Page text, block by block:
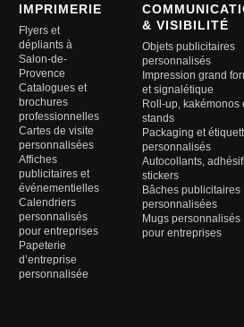
IMPRIMERIE
Flyers et
dépliants à
Salon-de-
Provence
Catalogues et
brochures
professionnelles
Cartes de visite
personnalisées
Affiches
publicitaires et
événementielles
Calendriers
personnalisés
pour entreprises
Papeterie
d’entreprise
personnalisée
& VISIBILITÉ
Objets publicitaires
personnalisés
Impression grand
et signalétique
Roll-up, kakémonos
stands
Packaging et
personnalisés
Autocollants,
stickers
Bâches publicitaires
personnalisées
Mugs personnalisés
pour entreprises